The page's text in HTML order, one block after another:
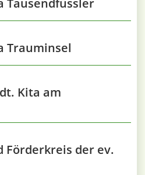
Tausendfüssler
Trauminsel
Kita am
Förderkreis der ev.